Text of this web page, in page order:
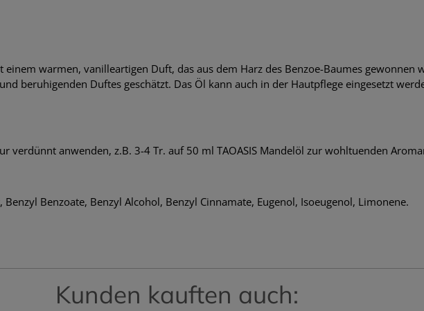
einem warmen, vanilleartigen Duft, das aus dem Harz des Benzoe-Baumes gewonnen
beruhigenden Duftes geschätzt. Das Öl kann auch in der Hautpflege eingesetzt
verdünnt anwenden, z.B. 3-4 Tr. auf 50 ml TAOASIS Mandelöl zur wohltuenden
Benzoate, Benzyl Alcohol, Benzyl Cinnamate, Eugenol, Isoeugenol, Limonene.
Kunden kauften auch: